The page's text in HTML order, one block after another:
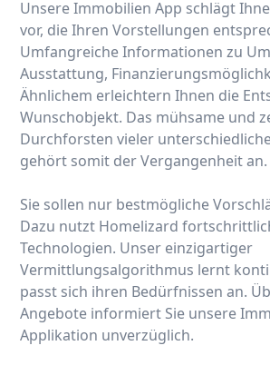
Unsere Immobilien App schlägt
vor, die Ihren Vorstellungen
Umfangreiche Informationen zu
Ausstattung,
Ähnlichem erleichtern Ihnen die
Wunschobjekt. Das mühsame und
Durchforsten vieler
gehört somit der Vergangenheit an.
Sie sollen nur bestmögliche
Dazu nutzt Homelizard
Technologien. Unser einzigartiger
Vermittlungsalgorithmus lernt
passt sich ihren Bedürfnissen an.
Angebote informiert Sie unsere
Applikation unverzüglich.